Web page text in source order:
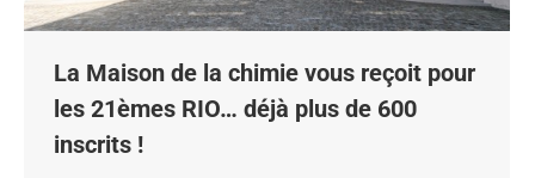
La Maison de la chimie vous reçoit pour
les 21èmes RIO… déjà plus de 600
inscrits !